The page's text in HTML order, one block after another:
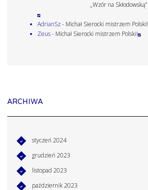
„Wzór na Skłodowską”
AdrianSz- Michał Sierocki mistrzem Polski!
Zeus- Michał Sierocki mistrzem Polski!
ARCHIWA
styczeń 2024
grudzień 2023
listopad 2023
październik 2023